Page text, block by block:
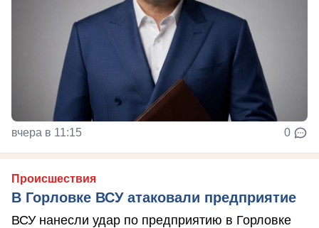
вчера в 11:15 0
Происшествия
В Горловке ВСУ атаковали предприятие
ВСУ нанесли удар по предприятию в Горловке